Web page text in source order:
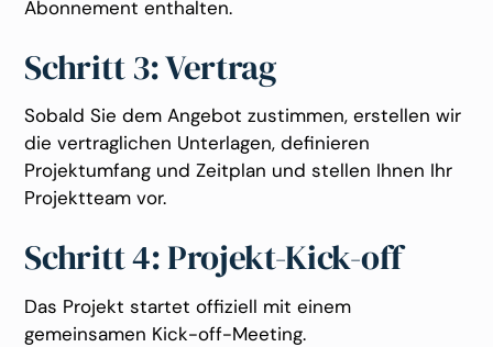
Abonnement enthalten.
Schritt 3: Vertrag
Sobald Sie dem Angebot zustimmen, erstellen wir
die vertraglichen Unterlagen, definieren
Projektumfang und Zeitplan und stellen Ihnen Ihr
Projektteam vor.
Schritt 4: Projekt-Kick-off
Das Projekt startet offiziell mit einem
gemeinsamen Kick-off-Meeting.